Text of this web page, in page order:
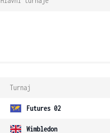
Turnaj
Futures 02
Wimbledon